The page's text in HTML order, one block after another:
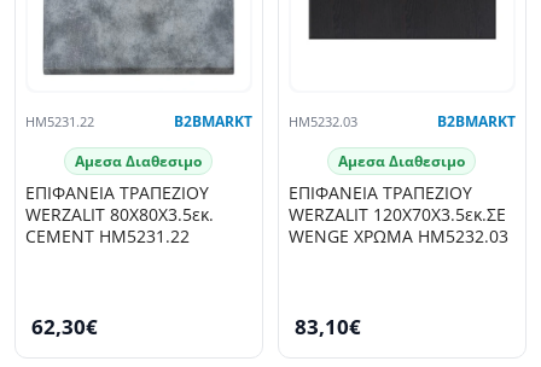
HM5231.22 B2BMARKT
Αμεσα Διαθεσιμο
ΕΠΙΦΑΝΕΙΑ ΤΡΑΠΕΖΙΟΥ
WERZALIT 80Χ80Χ3.5εκ.
CEMENT HM5231.22
62,30€
HM5232.03 B2BMARKT
Αμεσα Διαθεσιμο
ΕΠΙΦΑΝΕΙΑ ΤΡΑΠΕΖΙΟΥ
WERZALIT 120Χ70Χ3.5εκ.ΣΕ
WENGE ΧΡΩΜΑ HM5232.03
83,10€